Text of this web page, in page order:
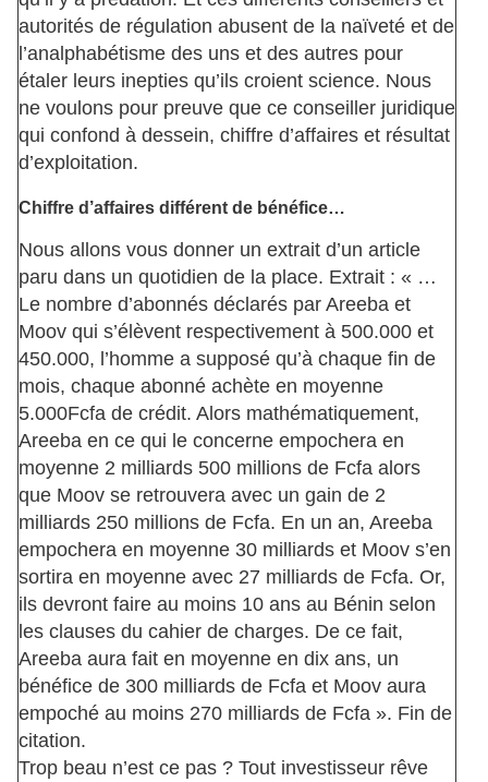
autorités de régulation abusent de la naïveté et de
l’analphabétisme des uns et des autres pour
étaler leurs inepties qu’ils croient science. Nous
ne voulons pour preuve que ce conseiller juridique
qui confond à dessein, chiffre d’affaires et résultat
d’exploitation.
Chiffre d’affaires différent de bénéfice…
Nous allons vous donner un extrait d’un article
paru dans un quotidien de la place. Extrait : « …
Le nombre d’abonnés déclarés par Areeba et
Moov qui s’élèvent respectivement à 500.000 et
450.000, l’homme a supposé qu’à chaque fin de
mois, chaque abonné achète en moyenne
5.000Fcfa de crédit. Alors mathématiquement,
Areeba en ce qui le concerne empochera en
moyenne 2 milliards 500 millions de Fcfa alors
que Moov se retrouvera avec un gain de 2
milliards 250 millions de Fcfa. En un an, Areeba
empochera en moyenne 30 milliards et Moov s’en
sortira en moyenne avec 27 milliards de Fcfa. Or,
ils devront faire au moins 10 ans au Bénin selon
les clauses du cahier de charges. De ce fait,
Areeba aura fait en moyenne en dix ans, un
bénéfice de 300 milliards de Fcfa et Moov aura
empoché au moins 270 milliards de Fcfa ». Fin de
citation.
Trop beau n’est ce pas ? Tout investisseur rêve